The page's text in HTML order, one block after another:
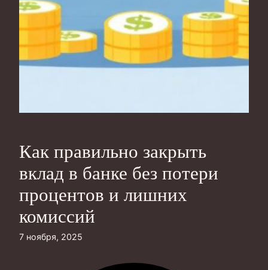
Как правильно закрыть
вклад в банке без потери
процентов и лишних
комиссий
7 ноября, 2025